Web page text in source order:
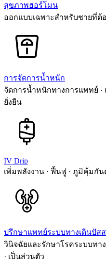
สุขภาพฮอร์โมน
ออกแบบเฉพาะสำหรับชายที่ต้
การจัดการน้ำหนัก
จัดการน้ำหนักทางการแพทย์
ยั่งยืน
IV Drip
เพิ่มพลังงาน · ฟื้นฟู · ภูมิคุ้มกั
ปรึกษาแพทย์ระบบทางเดินปัสส
วินิจฉัยและรักษาโรคระบบทา
· เป็นส่วนตัว